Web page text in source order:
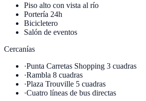
Piso alto con vista al río
Portería 24h
Bicicletero
Salón de eventos
Cercanías
·Punta Carretas Shopping 3 cuadras
·Rambla 8 cuadras
·Plaza Trouville 5 cuadras
·Cuatro líneas de bus directas